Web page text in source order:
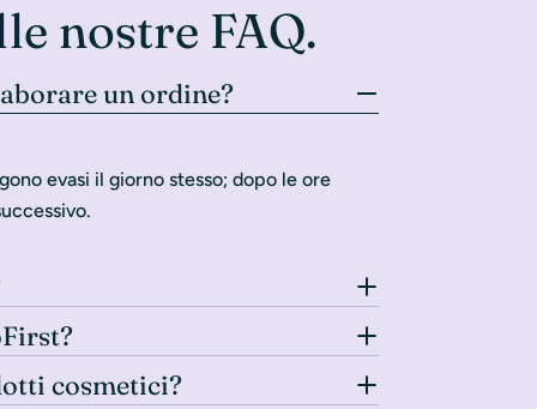
nostre FAQ.
un ordine?
evasi il giorno stesso; dopo le ore
cosmetici?